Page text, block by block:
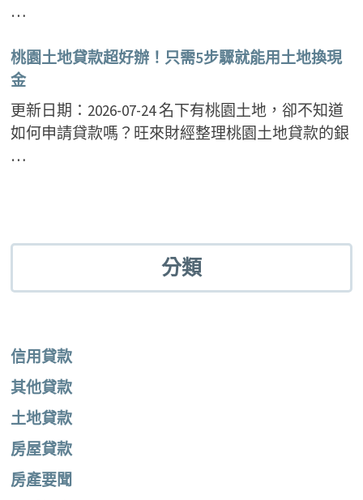
…
桃園土地貸款超好辦！只需5步驟就能用土地換現
金
更新日期：2026-07-24 名下有桃園土地，卻不知道
如何申請貸款嗎？旺來財經整理桃園土地貸款的銀
…
分類
信用貸款
其他貸款
土地貸款
房屋貸款
房產要聞